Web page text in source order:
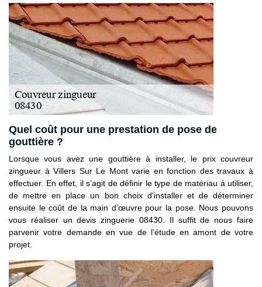
Quel coût pour une prestation de pose de
gouttière ?
Lorsque vous avez une gouttière à installer, le prix couvreur
zingueur à Villers Sur Le Mont varie en fonction des travaux à
effectuer. En effet, il s’agit de définir le type de matériau à utiliser,
de mettre en place un bon choix d’installer et de déterminer
ensuite le coût de la main d’œuvre pour la pose. Nous pouvons
vous réaliser un devis zinguerie 08430. Il suffit de nous faire
parvenir votre demande en vue de l’étude en amont de votre
projet.